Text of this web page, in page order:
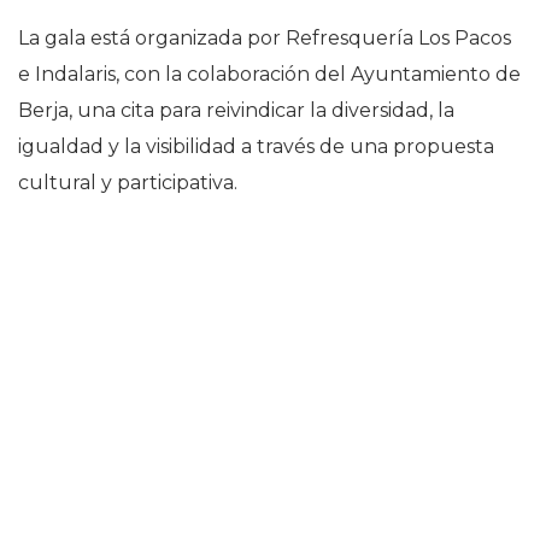
La gala está organizada por Refresquería Los Pacos
e Indalaris, con la colaboración del Ayuntamiento de
Berja, una cita para reivindicar la diversidad, la
igualdad y la visibilidad a través de una propuesta
cultural y participativa.